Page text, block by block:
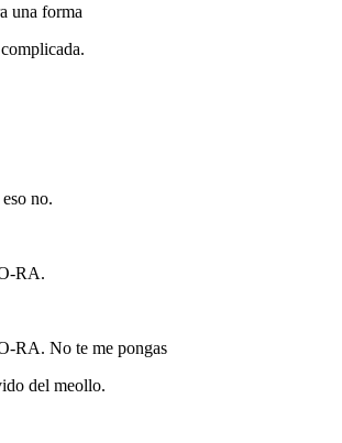
una forma
no.
RA.
RA. No te me pongas
del meollo.